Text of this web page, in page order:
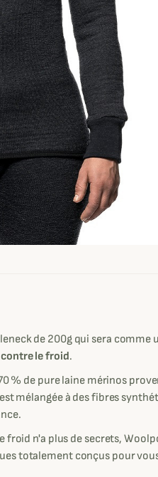
de 200g qui sera comme
le froid.
% de pure laine mérinos
mélangée à des fibres
froid n'a plus de secrets,
totalement conçus pour